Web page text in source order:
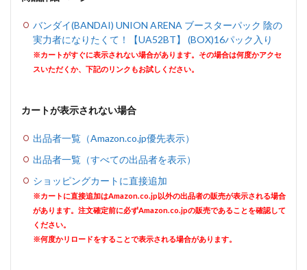
バンダイ(BANDAI) UNION ARENA ブースターパック 陰の
実力者になりたくて！【UA52BT】 (BOX)16パック入り
※カートがすぐに表示されない場合があります。その場合は何度かアクセ
スいただくか、下記のリンクもお試しください。
カートが表示されない場合
出品者一覧（Amazon.co.jp優先表示）
出品者一覧（すべての出品者を表示）
ショッピングカートに直接追加
※カートに直接追加はAmazon.co.jp以外の出品者の販売が表示される場合
があります。注文確定前に必ずAmazon.co.jpの販売であることを確認して
ください。
※何度かリロードをすることで表示される場合があります。